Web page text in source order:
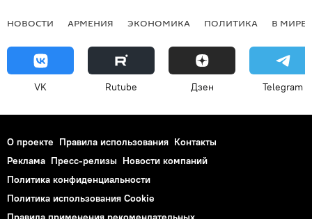
НОВОСТИ АРМЕНИЯ ЭКОНОМИКА ПОЛИТИКА В МИРЕ
VK Rutube Дзен Telegram
О проекте Правила использования Контакты
Реклама Пресс-релизы Новости компаний
Политика конфиденциальности
Политика использования Cookie